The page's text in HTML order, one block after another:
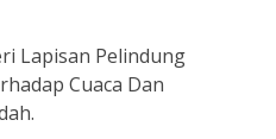
Lapisan Pelindung
Cuaca Dan